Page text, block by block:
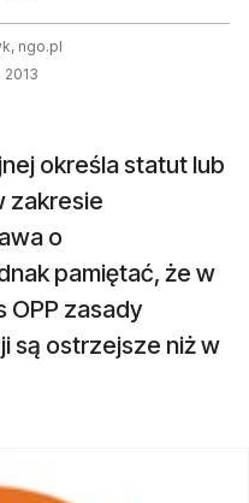
ngo.pl
2013
określa statut lub
zakresie
o
pamiętać, że w
OPP zasady
są ostrzejsze niż w